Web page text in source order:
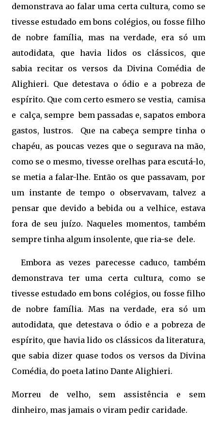
demonstrava ao falar uma certa cultura, como se
tivesse estudado em bons colégios, ou fosse filho
de nobre família, mas na verdade, era só um
autodidata, que havia lidos os clássicos, que
sabia recitar os versos da Divina Comédia de
Alighieri. Que detestava o ódio e a pobreza de
espírito. Que com certo esmero se vestia, camisa
e calça, sempre bem passadas e, sapatos embora
gastos, lustros. Que na cabeça sempre tinha o
chapéu, as poucas vezes que o segurava na mão,
como se o mesmo, tivesse orelhas para escutá-lo,
se metia a falar-lhe. Então os que passavam, por
um instante de tempo o observavam, talvez a
pensar que devido a bebida ou a velhice, estava
fora de seu juízo. Naqueles momentos, também
sempre tinha algum insolente, que ria-se dele.
Embora as vezes parecesse caduco, também
demonstrava ter uma certa cultura, como se
tivesse estudado em bons colégios, ou fosse filho
de nobre família. Mas na verdade, era só um
autodidata, que detestava o ódio e a pobreza de
espírito, que havia lido os clássicos da literatura,
que sabia dizer quase todos os versos da Divina
Comédia, do poeta latino Dante Alighieri.
Morreu de velho, sem assistência e sem
dinheiro, mas jamais o viram pedir caridade.